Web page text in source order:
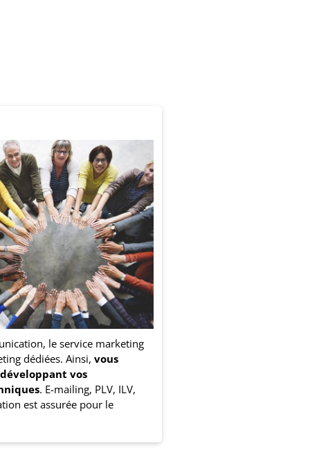
le service marketing
dédiées. Ainsi, vous
vos
. E-mailing, PLV, ILV,
est assurée pour le